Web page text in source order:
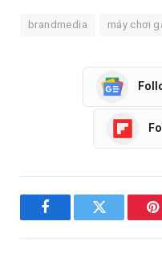
brandmedia máy chơi
FacebookTwitter